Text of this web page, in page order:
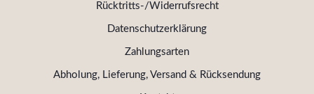
Rücktritts-/Widerrufsrecht
Datenschutzerklärung
Zahlungsarten
Abholung, Lieferung, Versand & Rücksendung